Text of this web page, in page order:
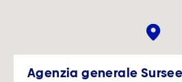
Agenzia generale Sursee